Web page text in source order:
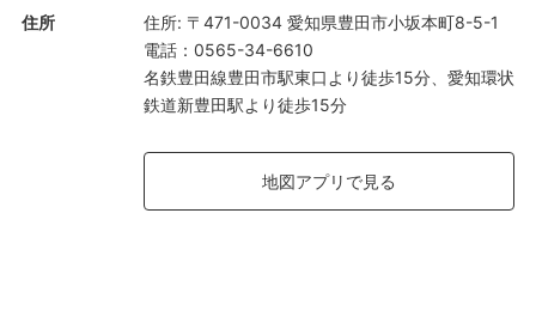
住所 住所: 〒471-0034 愛知県豊田市小坂本町8-5-1
電話 ： 0565-34-6610
名鉄豊田線豊田市駅東口より徒歩15分、愛知環状
鉄道新豊田駅より徒歩15分
地図アプリで見る